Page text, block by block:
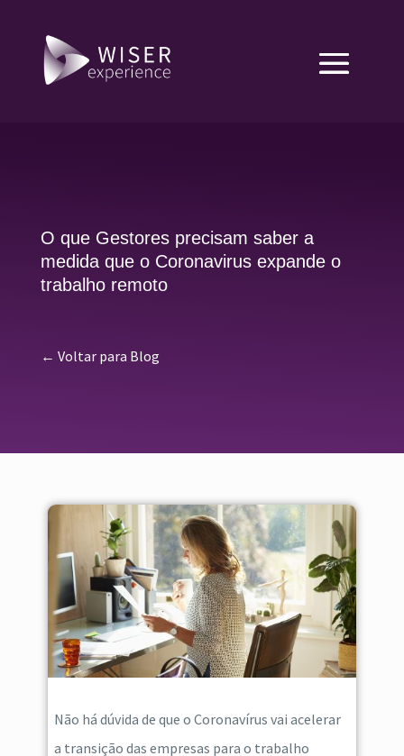
O que Gestores precisam saber a
medida que o Coronavirus expande o
trabalho remoto
← Voltar para Blog
Não há dúvida de que o Coronavírus vai acelerar
a transição das empresas para o trabalho